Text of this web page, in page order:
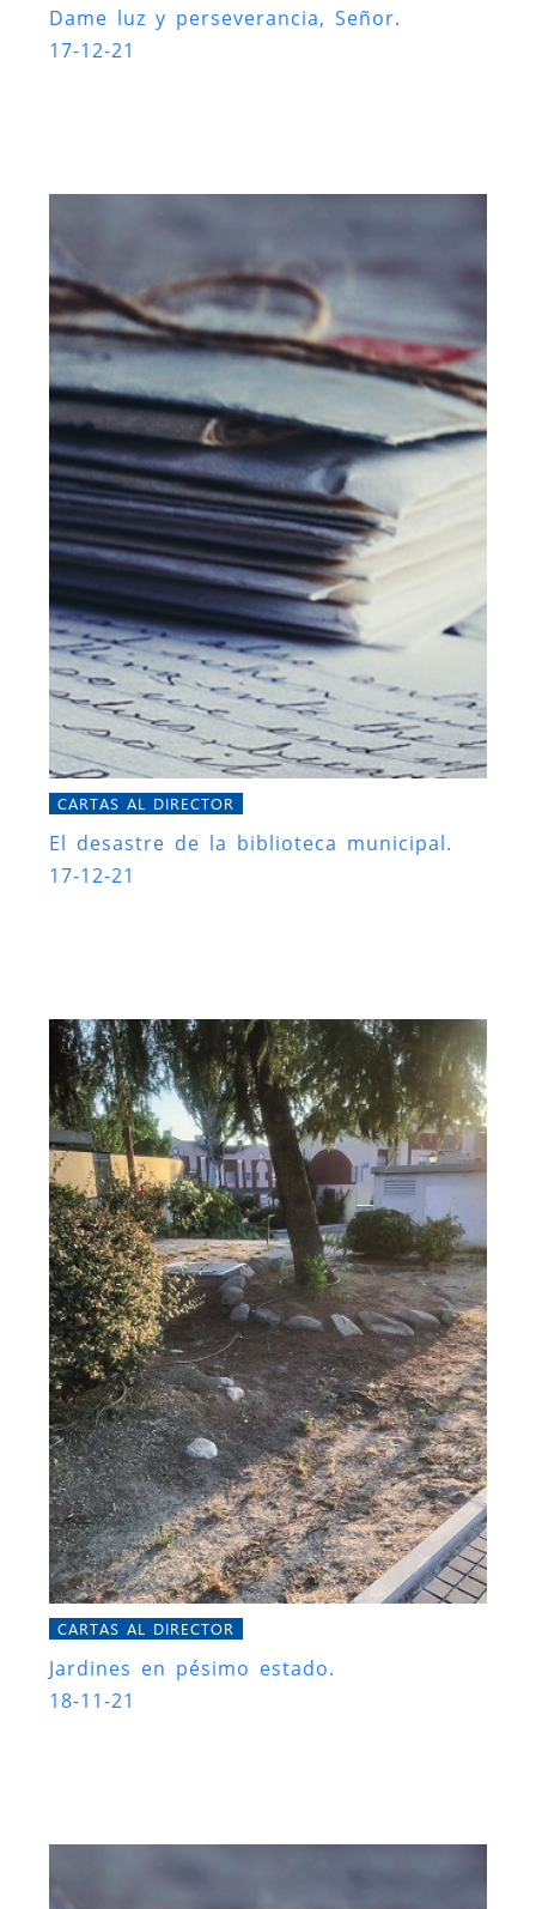
Dame luz y perseverancia, Señor.
17-12-21
CARTAS AL DIRECTOR
El desastre de la biblioteca municipal.
17-12-21
CARTAS AL DIRECTOR
Jardines en pésimo estado.
18-11-21